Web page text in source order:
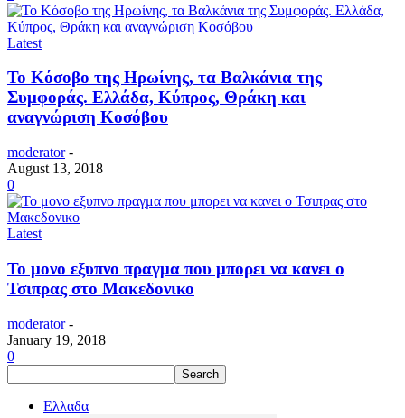
Latest
Το Κόσοβο της Ηρωίνης, τα Βαλκάνια της
Συμφοράς. Ελλάδα, Κύπρος, Θράκη και
αναγνώριση Κοσόβου
moderator -
August 13, 2018
0
Latest
Το μονο εξυπνο πραγμα που μπορει να κανει ο
Τσιπρας στο Μακεδονικο
moderator -
January 19, 2018
0
Ελλαδα